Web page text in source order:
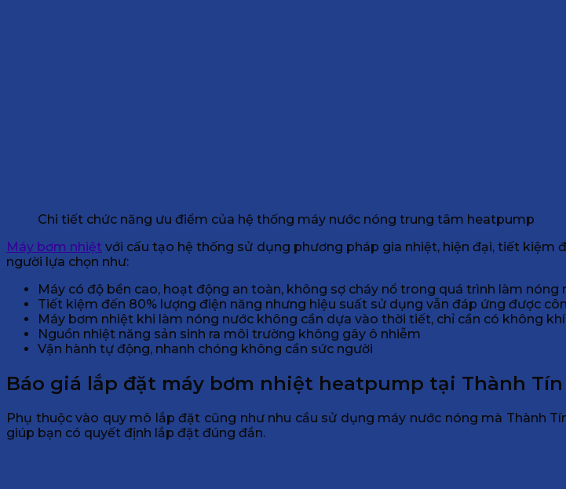
Chi tiết chức năng ưu điểm của hệ thống máy nước nóng trung tâm heatpump
Máy bơm nhiệt với cấu tạo hệ thống sử dụng phương pháp gia nhiệt, hiện đại, tiết
người lựa chọn như:
Máy có độ bền cao, hoạt động an toàn, không sợ cháy nổ trong quá trình làm nóng
Tiết kiệm đến 80% lượng điện năng nhưng hiệu suất sử dụng vẫn đáp ứng được
Máy bơm nhiệt khi làm nóng nước không cần dựa vào thời tiết, chỉ cần có không
Nguồn nhiệt năng sản sinh ra môi trường không gây ô nhiễm
Vận hành tự động, nhanh chóng không cần sức người
Báo giá lắp đặt máy bơm nhiệt heatpump tại Thành Tín
Phụ thuộc vào quy mô lắp đặt cũng như nhu cầu sử dụng máy nước nóng mà Thành
giúp bạn có quyết định lắp đặt đúng đắn.